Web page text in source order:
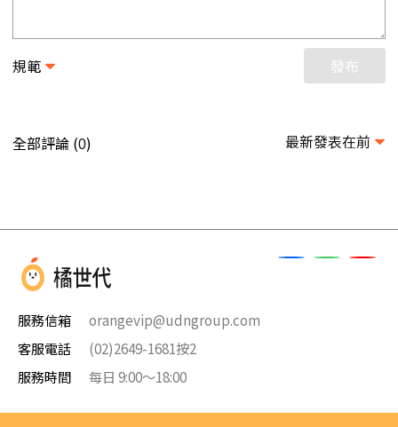
規範 發布
全部評論 (0) 最新發表在前
服務信箱
orangevip@udngroup.com
客服電話
(02)2649-1681按2
服務時間
每日 9:00～18:00